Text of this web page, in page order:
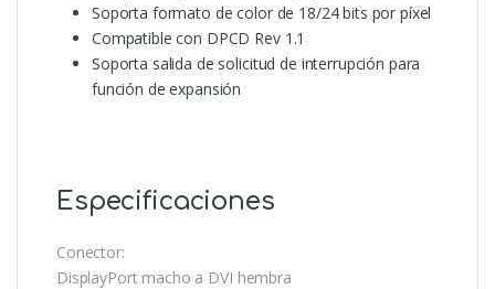
Soporta formato de color de 18/24 bits por píxel
Compatible con DPCD Rev 1.1
Soporta salida de solicitud de interrupción para
función de expansión
Especificaciones
Conector:
DisplayPort macho a DVI hembra